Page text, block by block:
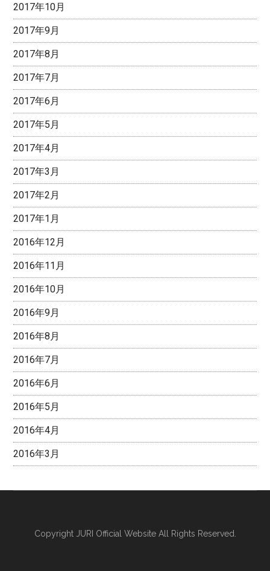
2017年10月
2017年9月
2017年8月
2017年7月
2017年6月
2017年5月
2017年4月
2017年3月
2017年2月
2017年1月
2016年12月
2016年11月
2016年10月
2016年9月
2016年8月
2016年7月
2016年6月
2016年5月
2016年4月
2016年3月
Copyright JURI Official WebsiteAll Rights Reserved.